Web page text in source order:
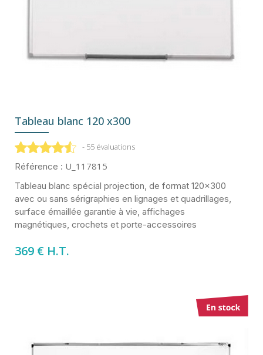
Tableau blanc 120 x300
- 55 évaluations
Référence : U_117815
Tableau blanc spécial projection, de format 120x300
avec ou sans sérigraphies en lignages et quadrillages,
surface émaillée garantie à vie, affichages
magnétiques, crochets et porte-accessoires
369 € H.T.